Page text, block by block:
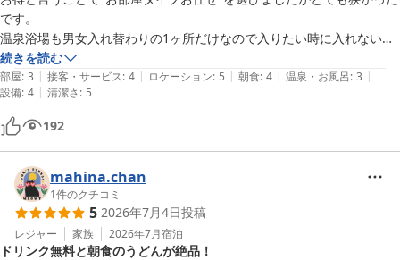
です。
温泉浴場も男女入れ替わりの1ヶ所だけなので入りたい時に入れないし
小さかったです。
でも夕食の海鮮ちらし丼は部屋で食べられて美味しかったし朝食のバイ
キングのパンは焼きたてでホクホクでした。
部屋も温泉も狭かったけれどホテル自身清潔感あふれ食事もロケーショ
ンも良いのに大変リーズナブルで満足です。
続きを読む
部屋: 3 | 接客・サービス: 4 | ロケーション: 5 | 朝食: 4 | 温泉・お風呂: 3 |
設備: 4 | 清潔さ: 5
192
mahina.chan
1件のクチコミ
5 2026年7月4日投稿
レジャー 家族 2026年7月宿泊
ドリンク無料と朝食のうどんが絶品！